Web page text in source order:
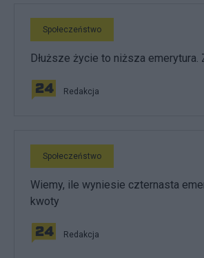
Społeczeństwo
Dłuższe życie to niższa emerytura.
Redakcja
Społeczeństwo
Wiemy, ile wyniesie czternasta
kwoty
Redakcja